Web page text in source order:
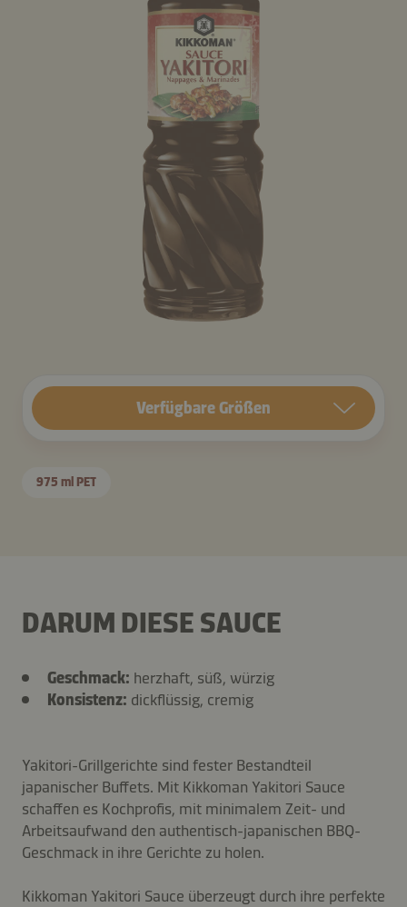
Verfügbare Größen
975 ml PET
DARUM DIESE SAUCE
Geschmack: herzhaft, süß, würzig
Konsistenz: dickflüssig, cremig
Yakitori-Grillgerichte sind fester Bestandteil
japanischer Buffets. Mit Kikkoman Yakitori Sauce
schaffen es Kochprofis, mit minimalem Zeit- und
Arbeitsaufwand den authentisch-japanischen BBQ-
Geschmack in ihre Gerichte zu holen.
Kikkoman Yakitori Sauce überzeugt durch ihre perfekte